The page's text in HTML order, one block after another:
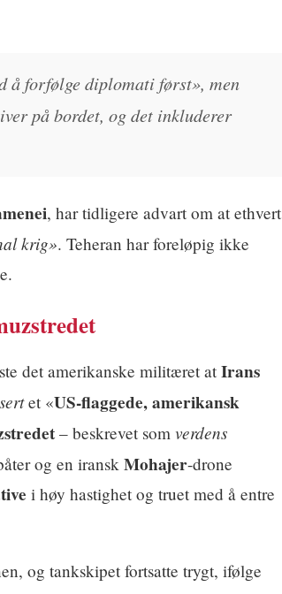
forfølge diplomati først», men
på bordet, og det inkluderer
, har tidligere advart om at ethvert
krig». Teheran har foreløpig ikke
det amerikanske militæret at Irans
et «US-flaggede, amerikansk
– beskrevet som verdens
og en iransk Mohajer-drone
i høy hastighet og truet med å entre
og tankskipet fortsatte trygt, ifølge